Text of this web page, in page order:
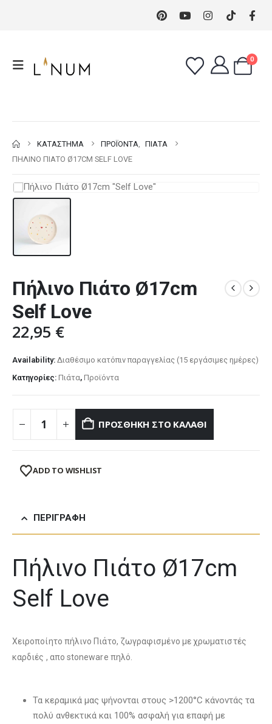
0
ΚΑΤΆΣΤΗΜΑ ΠΡΟΪΌΝΤΑ, ΠΙΆΤΑ
ΠΉΛΙΝΟ ΠΙΆΤΟ Ø17CM SELF LOVE
Πήλινο Πιάτο Ø17cm
Self Love
22,95 €
Availability: Διαθέσιμο κατόπιν παραγγελίας (15 εργάσιμες ημέρες)
Κατηγορίες: Πιάτα, Προϊόντα
ΠΡΟΣΘΉΚΗ ΣΤΟ ΚΑΛΆΘΙ
ADD TO WISHLIST
ΠΕΡΙΓΡΑΦΉ
Πήλινο Πιάτο Ø17cm
Self Love
Χειροποίητο πήλινο Πιάτο, ζωγραφισμένο με χρωματιστές
καρδιές , απο stoneware πηλό.
Τα κεραμικά μας ψήνονται στους >1200°C κάνοντάς τα
πολύ ανθεκτικά και 100% ασφαλή για επαφή με